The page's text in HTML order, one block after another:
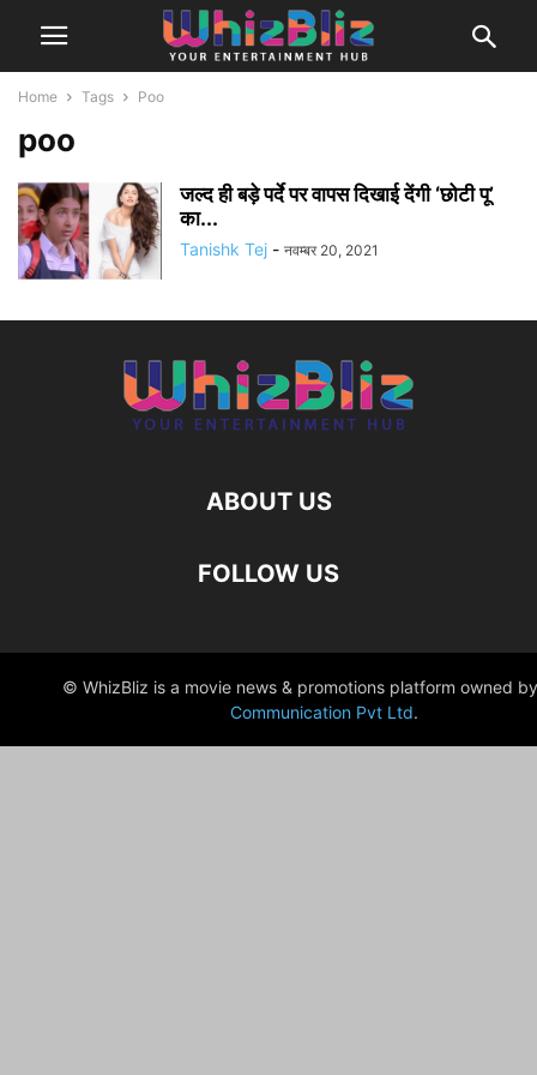
Home Tags Poo
poo
जल्द ही बड़े पर्दे पर वापस दिखाई देंगी ‘छोटी पू’
का...
Tanishk Tej - नवम्बर 20, 2021
ABOUT US
FOLLOW US
© WhizBliz is a movie news & promotions platform owned by
Communication Pvt Ltd.